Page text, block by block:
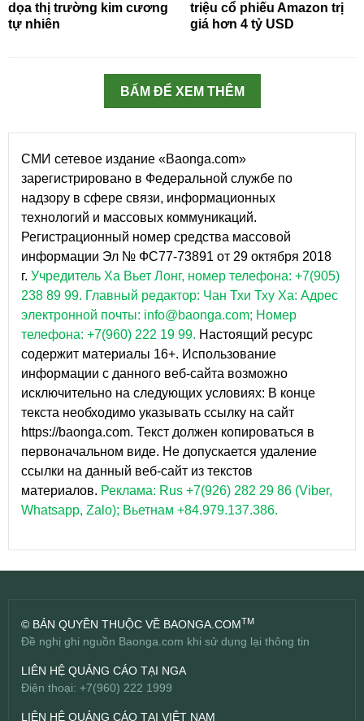
dọa thị trường kim cương
tự nhiên
triệu cổ phiếu Amazon trị
giá hơn 4 tỷ USD
BẤM ĐỂ XEM THÊM
СМИ сетевое издание «Baonga.com»
зарегистрировано в Федеральной службе по
надзору в сфере связи, информационных
технологий и массовых коммуникаций.
Регистрационный номер средства массовой
информации Эл № ФС77-73891 от 29 октября 2018
г. Учредитель Ха Вьет Лонг, номер телефона: +7(905)
238 89 99. Главный редактор: Чан Тхи Тху Ха: Адрес
электронной почты: info@baonga.com; Номер
телефона: +7(960) 222 19 99. Настоящий ресурс
содержит материалы 16+. Использование
информации с данного веб-сайта возможно
исключительно на следующих условиях: В конце
текста необходимо указывать ссылку на сайт
https://baonga.com. Текст должен копироваться в
первоначальном виде. Не допускается удаление
ссылки на данный веб-сайт из текстов
материалов. Реклама: Rus +7(926) 282 29 86 (Viber,
Whatsapp, Zalo); Вьетнам +84.979.137.386.
© BẢN QUYỀN THUỘC VỀ BAONGA.COMTM
Đề nghị ghi nguồn Baonga.com khi sử dụng lại thông tin
LIÊN HỆ QUẢNG CÁO TẠI NGA
Điện thoại: +7(960) 222 1999
LIÊN HỆ QUẢNG CÁO TẠI VIỆT NAM